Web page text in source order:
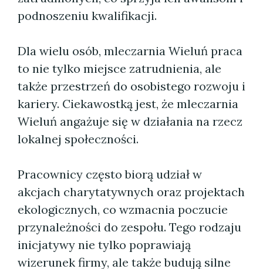
podnoszeniu kwalifikacji.
Dla wielu osób, mleczarnia Wieluń praca
to nie tylko miejsce zatrudnienia, ale
także przestrzeń do osobistego rozwoju i
kariery. Ciekawostką jest, że mleczarnia
Wieluń angażuje się w działania na rzecz
lokalnej społeczności.
Pracownicy często biorą udział w
akcjach charytatywnych oraz projektach
ekologicznych, co wzmacnia poczucie
przynależności do zespołu. Tego rodzaju
inicjatywy nie tylko poprawiają
wizerunek firmy, ale także budują silne